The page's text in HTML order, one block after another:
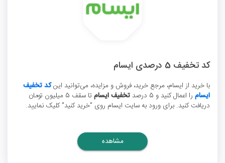
کد تخفیف 5 درصدی ایسام
با خرید از ایسام، مرجع خرید، فروش و مزایده، می‌توانید اینکد تخفیف
ایسام را اعمال کنید و 5 درصد تخفیف ایسام
تا سقف 5 میلیون تومان
دریافت کنید. برای ورود به سایت ایسام روی "خرید کنید" کلیک نمایید.
مشاهده